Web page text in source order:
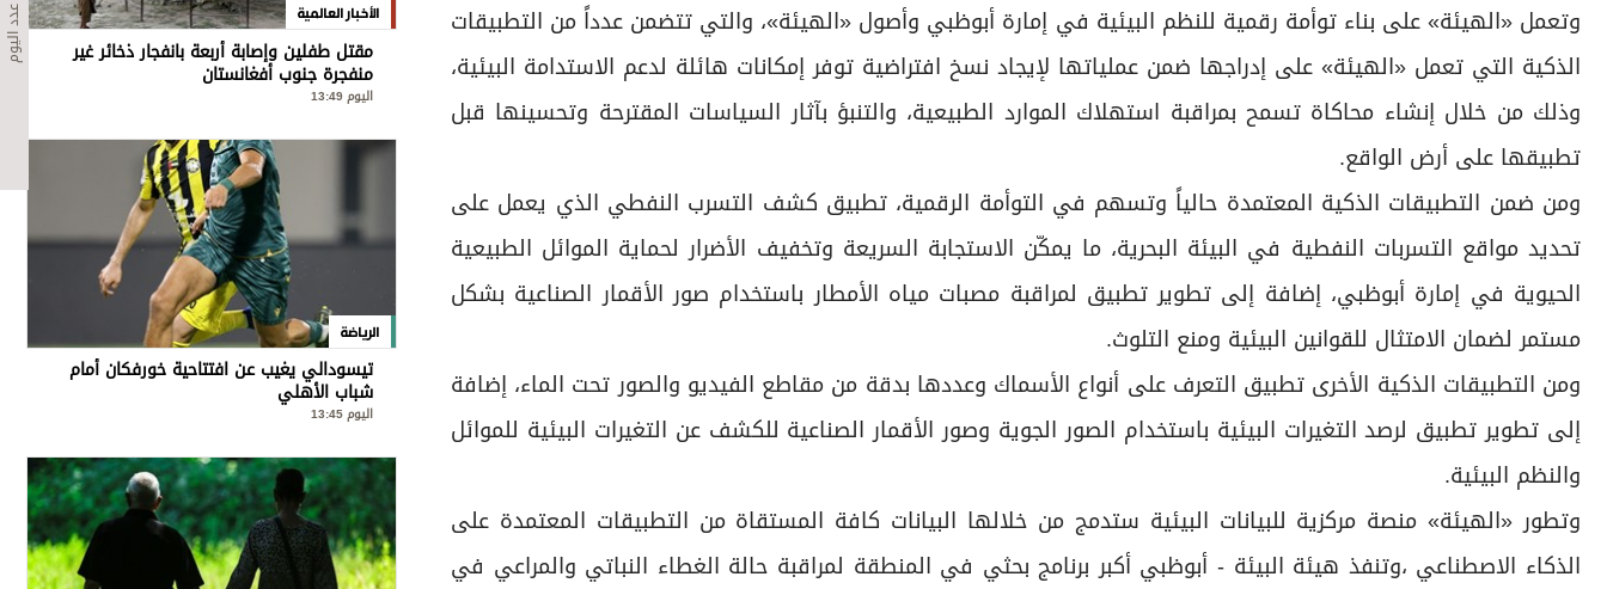
عدد اليوم
وتعمل «الهيئة» على بناء توأمة رقمية للنظم البيئية في إمارة أبوظبي وأصول «الهيئة»، والتي تتضمن عدداً من التطبيقات
الذكية التي تعمل «الهيئة» على إدراجها ضمن عملياتها لإيجاد نسخ افتراضية توفر إمكانات هائلة لدعم الاستدامة البيئية،
وذلك من خلال إنشاء محاكاة تسمح بمراقبة استهلاك الموارد الطبيعية، والتنبؤ بآثار السياسات المقترحة وتحسينها قبل
تطبيقها على أرض الواقع.
ومن ضمن التطبيقات الذكية المعتمدة حالياً وتسهم في التوأمة الرقمية، تطبيق كشف التسرب النفطي الذي يعمل على
تحديد مواقع التسربات النفطية في البيئة البحرية، ما يمكّن الاستجابة السريعة وتخفيف الأضرار لحماية الموائل الطبيعية
الحيوية في إمارة أبوظبي، إضافة إلى تطوير تطبيق لمراقبة مصبات مياه الأمطار باستخدام صور الأقمار الصناعية بشكل
مستمر لضمان الامتثال للقوانين البيئية ومنع التلوث.
ومن التطبيقات الذكية الأخرى تطبيق التعرف على أنواع الأسماك وعددها بدقة من مقاطع الفيديو والصور تحت الماء، إضافة
إلى تطوير تطبيق لرصد التغيرات البيئية باستخدام الصور الجوية وصور الأقمار الصناعية للكشف عن التغيرات البيئية للموائل
والنظم البيئية.
وتطور «الهيئة» منصة مركزية للبيانات البيئية ستدمج من خلالها البيانات كافة المستقاة من التطبيقات المعتمدة على
الذكاء الاصطناعي ،وتنفذ هيئة البيئة - أبوظبي أكبر برنامج بحثي في المنطقة لمراقبة حالة الغطاء النباتي والمراعي في
الأخبار العالمية
مقتل طفلين وإصابة أربعة بانفجار ذخائر غير
منفجرة جنوب أفغانستان
اليوم 13:49
الرياضة
تيسودالي يغيب عن افتتاحية خورفكان أمام
شباب الأهلي
اليوم 13:45